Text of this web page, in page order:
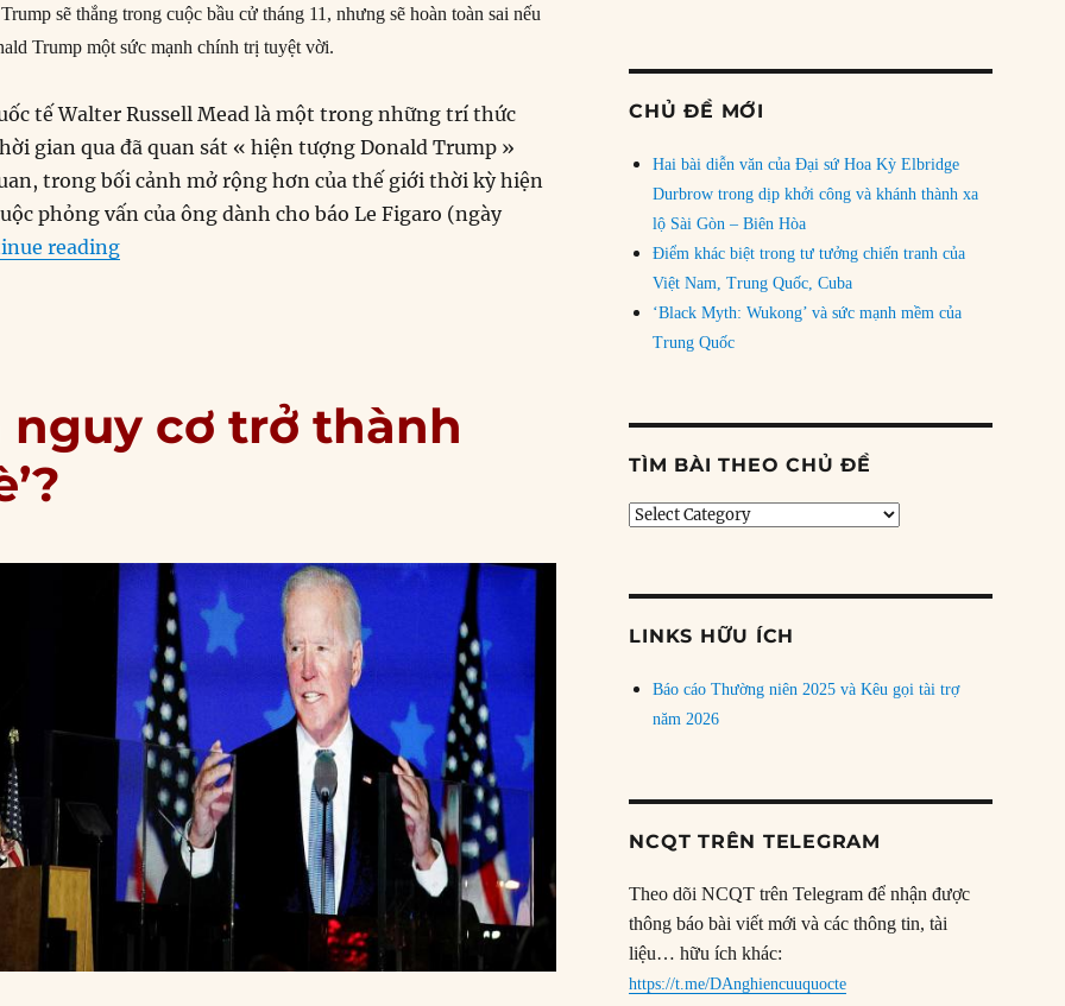
sẽ thắng trong cuộc bầu cử tháng 11, nhưng sẽ hoàn toàn sai nếu
Trump một sức mạnh chính trị tuyệt vời.
tế Walter Russell Mead là một trong những trí thức
gian qua đã quan sát « hiện tượng Donald Trump »
trong bối cảnh mở rộng hơn của thế giới thời kỳ hiện
phỏng vấn của ông dành cho báo Le Figaro (ngày
reading“Chuyên gia: Sẽ rất sai lầm nếu không thấy sức mạnh chính trị tuyệt vời của Trump”
nguy cơ trở thành
CHỦ ĐỀ MỚI
Hai bài diễn văn của Đại sứ Hoa Kỳ Elbridge
Durbrow trong dịp khởi công và khánh thành xa
lộ Sài Gòn – Biên Hòa
Điểm khác biệt trong tư tưởng chiến tranh của
Việt Nam, Trung Quốc, Cuba
‘Black Myth: Wukong’ và sức mạnh mềm của
Trung Quốc
TÌM BÀI THEO CHỦ ĐỀ
Tìm
LINKS HỮU ÍCH
Báo cáo Thường niên 2025 và Kêu gọi tài trợ
năm 2026
NCQT TRÊN TELEGRAM
Theo dõi NCQT trên Telegram để nhận được
thông báo bài viết mới và các thông tin, tài
liệu… hữu ích khác:
https://t.me/DAnghiencuuquocte